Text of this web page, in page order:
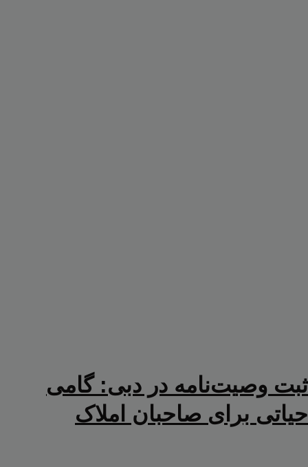
ثبت وصیت‌نامه در دبی: گامی
حیاتی برای صاحبان املاک